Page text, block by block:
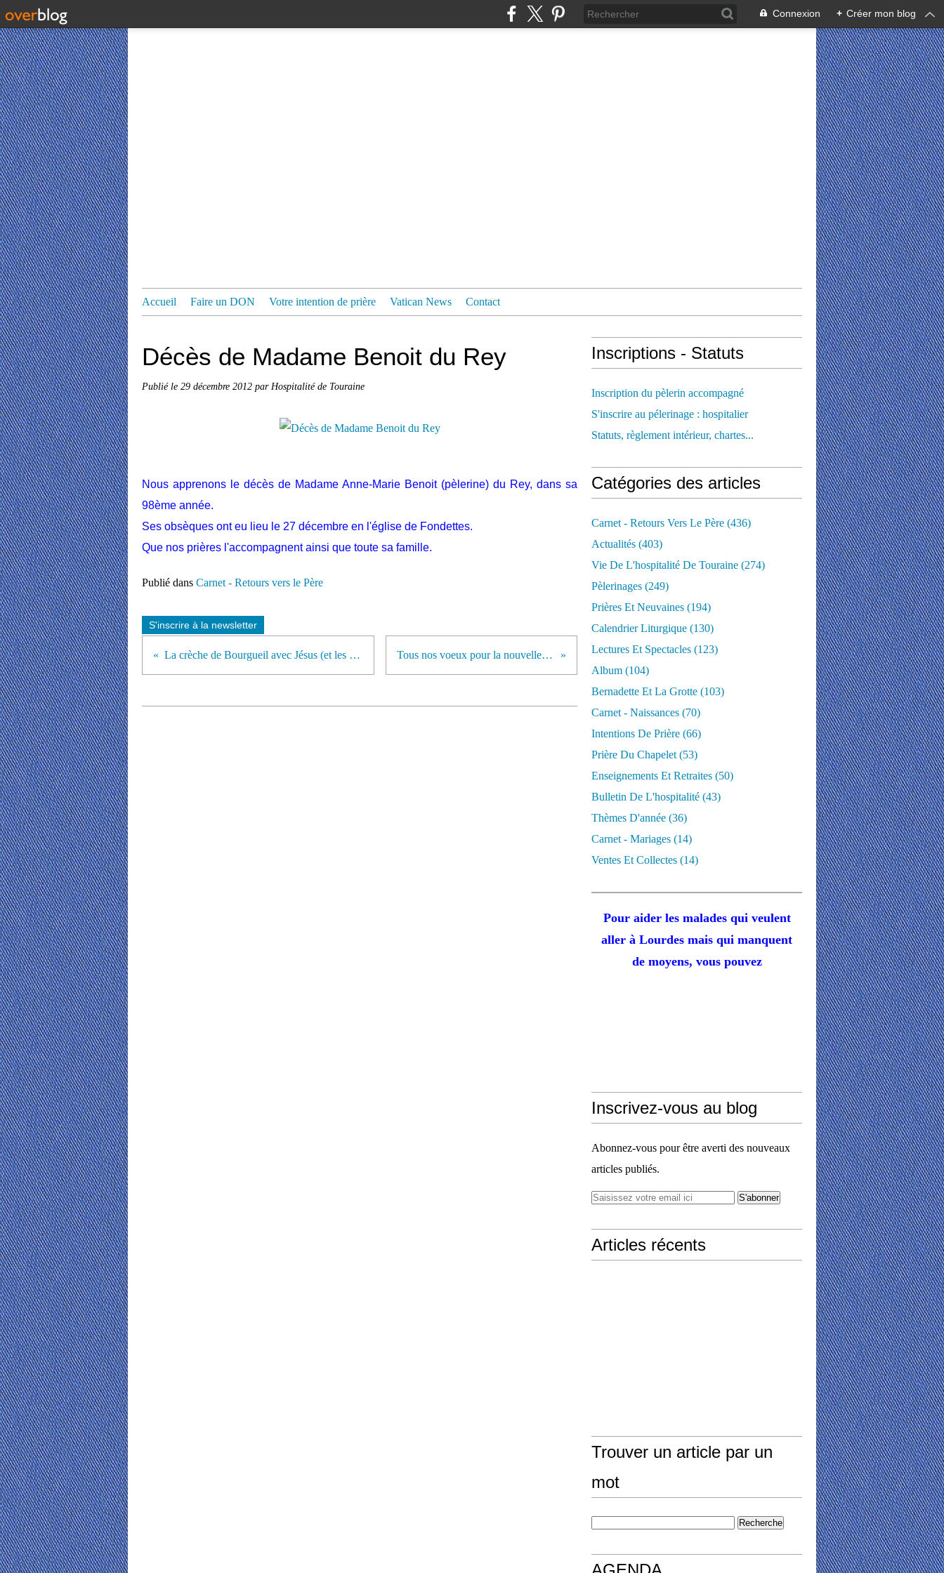
Connexion + Créer mon blog
Accueil Faire un DON Votre intention de prière Vatican News Contact
Décès de Madame Benoit du Rey
Publié le 29 décembre 2012 par Hospitalité de Touraine
Nous apprenons le décès de Madame Anne-Marie Benoit (pèlerine) du Rey, dans sa
98ème année.
Ses obsèques ont eu lieu le 27 décembre en l'église de Fondettes.
Que nos prières l'accompagnent ainsi que toute sa famille.
Publié dans Carnet - Retours vers le Père
S'inscrire à la newsletter
La crèche de Bourgueil avec Jésus (et les photos) Tous nos voeux pour la nouvelle année
Inscriptions - Statuts
Inscription du pèlerin accompagné
S'inscrire au pélerinage : hospitalier
Statuts, règlement intérieur, chartes...
Catégories des articles
Carnet - Retours Vers Le Père (436)
Actualités (403)
Vie De L'hospitalité De Touraine (274)
Pèlerinages (249)
Prières Et Neuvaines (194)
Calendrier Liturgique (130)
Lectures Et Spectacles (123)
Album (104)
Bernadette Et La Grotte (103)
Carnet - Naissances (70)
Intentions De Prière (66)
Prière Du Chapelet (53)
Enseignements Et Retraites (50)
Bulletin De L'hospitalité (43)
Thèmes D'année (36)
Carnet - Mariages (14)
Ventes Et Collectes (14)
Pour aider les malades qui veulent
aller à Lourdes mais qui manquent
de moyens, vous pouvez
Inscrivez-vous au blog
Abonnez-vous pour être averti des nouveaux
articles publiés.
Articles récents
Trouver un article par un
mot